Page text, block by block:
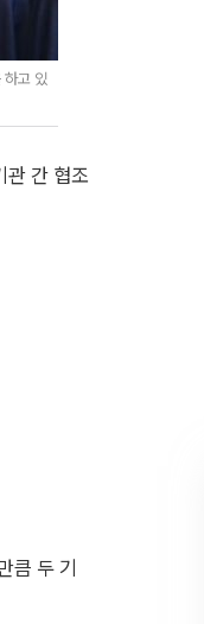
하고 있
관 간 협조
큼 두 기